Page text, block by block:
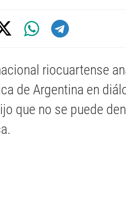
riocuartense
de Argentina en
que no se puede